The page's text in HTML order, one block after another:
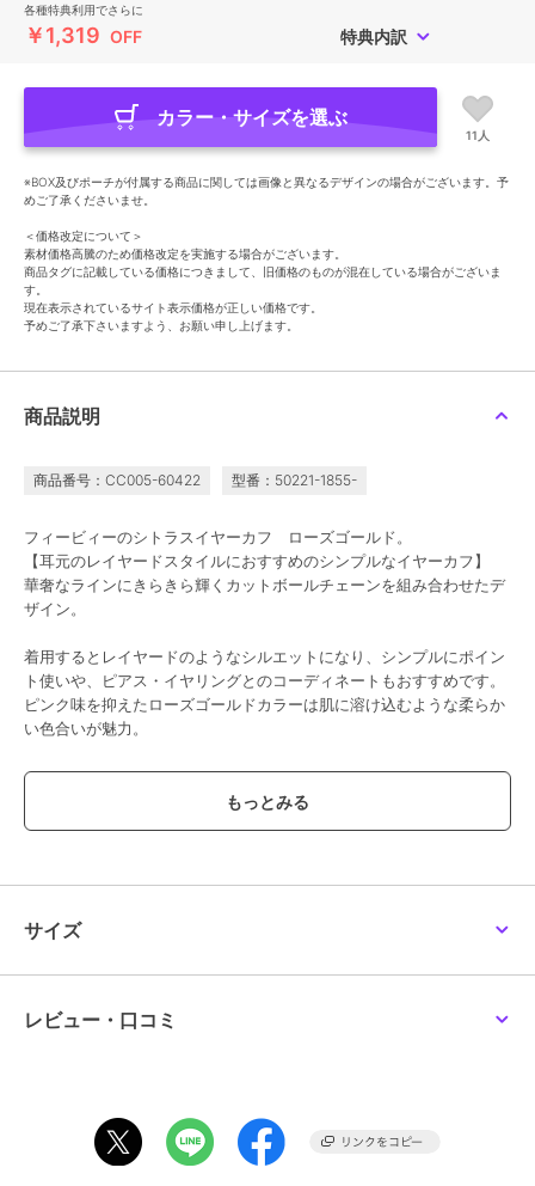
各種特典利用でさらに
￥1,319 OFF 特典内訳
カラー・サイズを選ぶ
11人
※BOX及びポーチが付属する商品に関しては画像と異なるデザインの場合がございます。予
めご了承くださいませ。
＜価格改定について＞
素材価格高騰のため価格改定を実施する場合がございます。
商品タグに記載している価格につきまして、旧価格のものが混在している場合がございま
す。
現在表示されているサイト表示価格が正しい価格です。
予めご了承下さいますよう、お願い申し上げます。
商品説明
商品番号：CC005-60422 型番：50221-1855-
フィービィーのシトラスイヤーカフ ローズゴールド。
【耳元のレイヤードスタイルにおすすめのシンプルなイヤーカフ】
華奢なラインにきらきら輝くカットボールチェーンを組み合わせたデ
ザイン。
着用するとレイヤードのようなシルエットになり、シンプルにポイン
ト使いや、ピアス・イヤリングとのコーディネートもおすすめです。
ピンク味を抑えたローズゴールドカラーは肌に溶け込むような柔らか
い色合いが魅力。
※こちらの商品にはジュエリーＢＯＸは付属しません。
◆◆◆Ｐｈｏｅｂｅ／フィービィー◆◆◆
[型番:50221-1855-]
性別タイプ
レディース
アクセサリー・ヘアアクセサリー
サイズ
レビュー・口コミ